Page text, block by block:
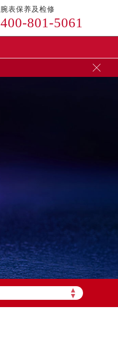
腕表保养及检修
400-801-5061

▲
▼